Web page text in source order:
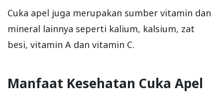
Cuka apel juga merupakan sumber vitamin dan
mineral lainnya seperti kalium, kalsium, zat
besi, vitamin A dan vitamin C.
Manfaat Kesehatan Cuka Apel